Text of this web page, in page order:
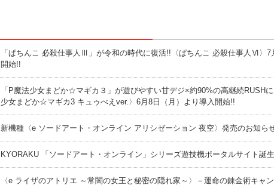
「ぱちんこ 必殺仕事人Ⅲ」が令和の時代に復活!!〈ぱちんこ 必殺仕事人Ⅵ〉7
開始!!
「P魔法少女まどか☆マギカ３」が遊びやすい甘デジ×約90%の高継続RUSH
少女まどか☆マギカ3 キュゥべえver.〉6月8日（月）より導入開始!!
新機種〈e ソードアート・オンライン アリシゼーション 夜空〉発売のお知ら
KYORAKU 「ソードアート・オンライン」シリーズ遊技機ポータルサイト誕
〈e ライザのアトリエ ～常闇の女王と秘密の隠れ家～〉－運命の錬金術キャ